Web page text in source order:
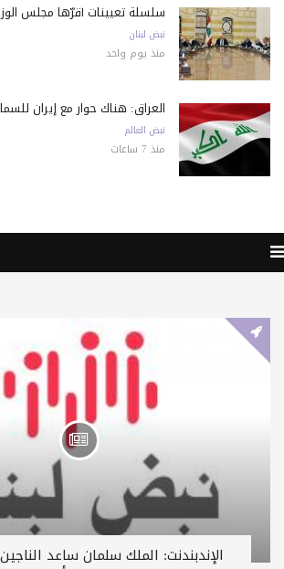
سلسلة تعيينات أقرّها مجلس
نبض لبنان
منذ يوم واحد
العراق: هناك حوار مع إيران
نبض العالم
منذ 7 ساعات
الإندبندنت: الملك سلمان ساعد